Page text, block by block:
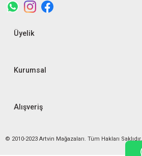
Üyelik
Kurumsal
Alışveriş
© 2010-2023 Artvin Mağazaları. Tüm Hakları Saklıdır.